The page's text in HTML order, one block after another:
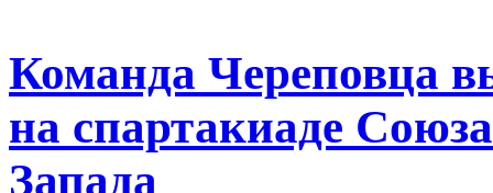
Команда Череповца
на спартакиаде
Запада